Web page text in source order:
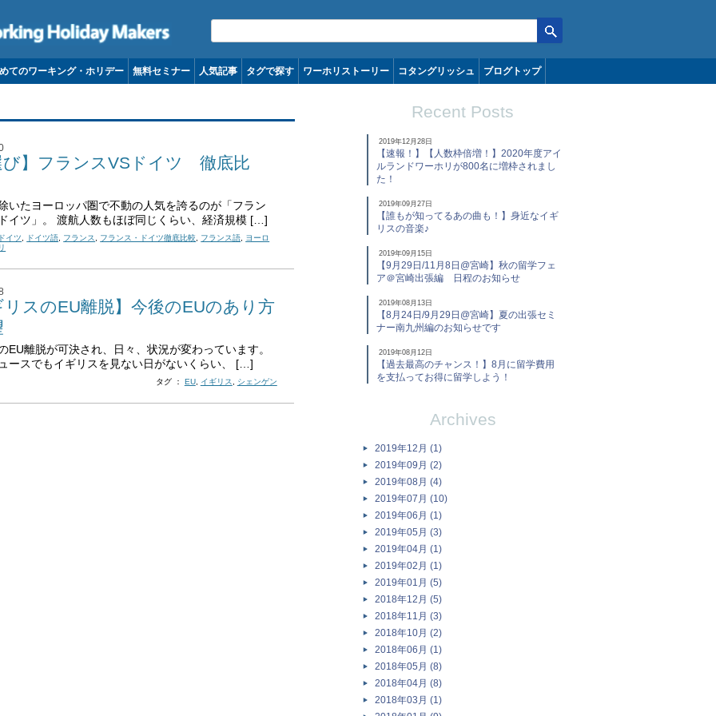
コンテンツへ移動
てのワーキング・ホリデー 無料セミナー 人気記事 タグで探す ワーホリストーリー コタングリッシュ ブログトップ
び】フランスVSドイツ 徹底比
いたヨーロッパ圏で不動の人気を誇るのが「フラン
イツ」。 渡航人数もほぼ同じくらい、経済規模 […]
イツ, ドイツ語, フランス, フランス・ドイツ徹底比較, フランス語, ヨーロ
リスのEU離脱】今後のEUのあり方
EU離脱が可決され、日々、状況が変わっています。
ースでもイギリスを見ない日がないくらい、 […]
タグ ： EU, イギリス, シェンゲン
Recent Posts
2019年12月28日
【速報！】【人数枠倍増！】2020年度アイ
ルランドワーホリが800名に増枠されまし
た！
2019年09月27日
【誰もが知ってるあの曲も！】身近なイギ
リスの音楽♪
2019年09月15日
【9月29日/11月8日@宮崎】秋の留学フェ
ア＠宮崎出張編 日程のお知らせ
2019年08月13日
【8月24日/9月29日@宮崎】夏の出張セミ
ナー南九州編のお知らせです
2019年08月12日
【過去最高のチャンス！】8月に留学費用
を支払ってお得に留学しよう！
Archives
2019年12月 (1)
2019年09月 (2)
2019年08月 (4)
2019年07月 (10)
2019年06月 (1)
2019年05月 (3)
2019年04月 (1)
2019年02月 (1)
2019年01月 (5)
2018年12月 (5)
2018年11月 (3)
2018年10月 (2)
2018年06月 (1)
2018年05月 (8)
2018年04月 (8)
2018年03月 (1)